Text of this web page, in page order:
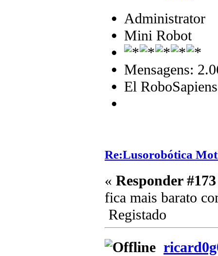
Administrator
Mini Robot
Mensagens:
El RoboSapiens
Re:Lusorobótica
« Responder
fica mais barato
Registado